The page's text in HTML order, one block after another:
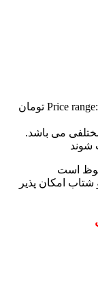
Price range: 1,253,000 تومان
می باشد.
شوند
است
امکان پذیر